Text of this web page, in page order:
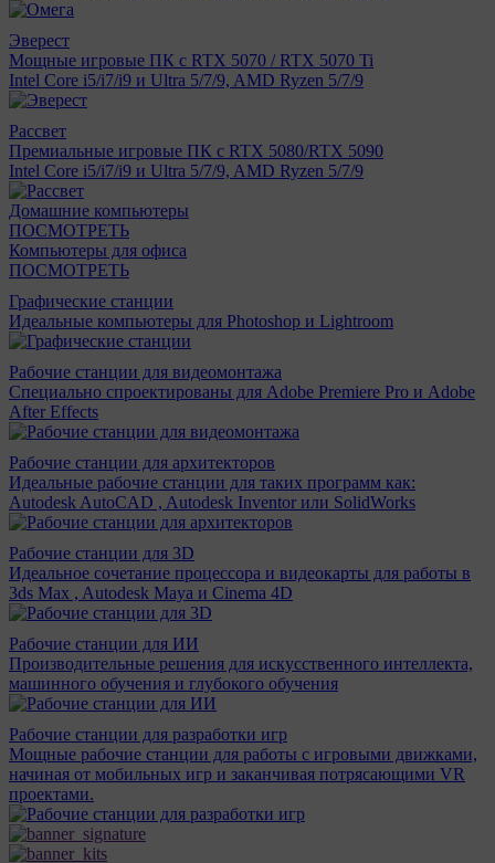
Эверест
Мощные игровые ПК с RTX 5070 / RTX 5070 Ti
Intel Core i5/i7/i9 и Ultra 5/7/9, AMD Ryzen 5/7/9
Рассвет
Премиальные игровые ПК с RTX 5080/RTX 5090
Intel Core i5/i7/i9 и Ultra 5/7/9, AMD Ryzen 5/7/9
Домашние компьютеры
ПОСМОТРЕТЬ
Компьютеры для офиса
ПОСМОТРЕТЬ
Графические станции
Идеальные компьютеры для Photoshop и Lightroom
Рабочие станции для видеомонтажа
Специально спроектированы для Adobe Premiere Pro и Adobe
After Effects
Рабочие станции для архитекторов
Идеальные рабочие станции для таких программ как:
Autodesk AutoCAD , Autodesk Inventor или SolidWorks
Рабочие станции для 3D
Идеальное сочетание процессора и видеокарты для работы в
3ds Max , Autodesk Maya и Cinema 4D
Рабочие станции для ИИ
Производительные решения для искусственного интеллекта,
машинного обучения и глубокого обучения
Рабочие станции для разработки игр
Мощные рабочие станции для работы с игровыми движками,
начиная от мобильных игр и заканчивая потрясающими VR
проектами.